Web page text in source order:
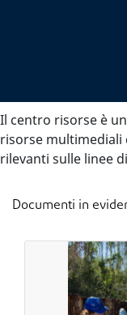
Il centro risorse è
risorse multimediali
rilevanti sulle linee
Documenti in